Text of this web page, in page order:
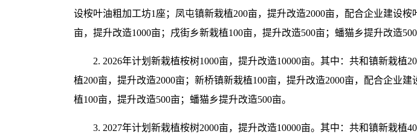
设桉叶油粗加工坊1座；凤屯镇新栽植200亩，提升改造2000亩，配合企业建设
亩，提升改造1000亩；戌街乡新栽植100亩，提升改造500亩；蟠猫乡提升改造500
2. 2026年计划新栽植桉树1000亩，提升改造10000亩。其中：共和镇新栽
植200亩，提升改造2000亩；新桥镇新栽植100亩，提升改造2000亩，配合企业
植100亩，提升改造500亩；蟠猫乡提升改造500亩。
3. 2027年计划新栽植桉树2000亩，提升改造10000亩。其中：共和镇新栽